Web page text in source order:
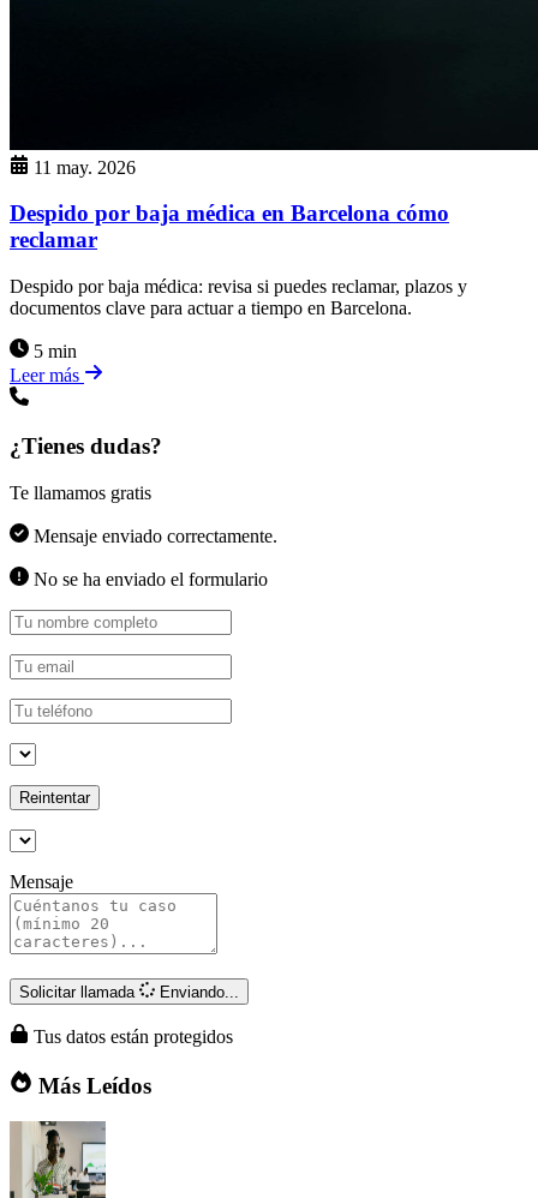
11 may. 2026
Despido por baja médica en Barcelona cómo
reclamar
Despido por baja médica: revisa si puedes reclamar, plazos y
documentos clave para actuar a tiempo en Barcelona.
5 min
Leer más
¿Tienes dudas?
Te llamamos gratis
Mensaje enviado correctamente.
No se ha enviado el formulario
Reintentar
Mensaje
Solicitar llamada Enviando...
Tus datos están protegidos
Más Leídos